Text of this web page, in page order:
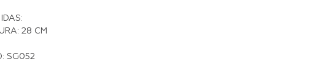
28 CM
SG052